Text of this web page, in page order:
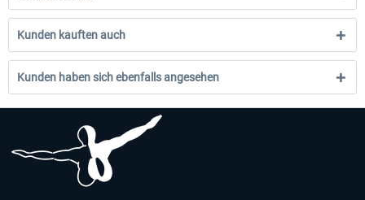
Kunden kauften auch
Kunden haben sich ebenfalls angesehen